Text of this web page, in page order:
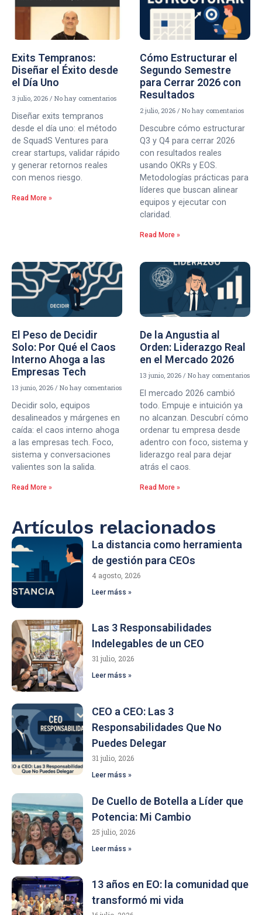
Exits Tempranos:
Diseñar el Éxito desde
el Día Uno
3 julio, 2026 No hay comentarios
Diseñar exits tempranos
desde el día uno: el método
de SquadS Ventures para
crear startups, validar rápido
y generar retornos reales
con menos riesgo.
Read More »
Cómo Estructurar el
Segundo Semestre
para Cerrar 2026 con
Resultados
2 julio, 2026 No hay comentarios
Descubre cómo estructurar
Q3 y Q4 para cerrar 2026
con resultados reales
usando OKRs y EOS.
Metodologías prácticas para
líderes que buscan alinear
equipos y ejecutar con
claridad.
Read More »
El Peso de Decidir
Solo: Por Qué el Caos
Interno Ahoga a las
Empresas Tech
13 junio, 2026 No hay comentarios
Decidir solo, equipos
desalineados y márgenes en
caída: el caos interno ahoga
a las empresas tech. Foco,
sistema y conversaciones
valientes son la salida.
Read More »
De la Angustia al
Orden: Liderazgo Real
en el Mercado 2026
13 junio, 2026 No hay comentarios
El mercado 2026 cambió
todo. Empuje e intuición ya
no alcanzan. Descubrí cómo
ordenar tu empresa desde
adentro con foco, sistema y
liderazgo real para dejar
atrás el caos.
Read More »
Artículos relacionados
La distancia como herramienta
de gestión para CEOs
4 agosto, 2026
Leer máss »
Las 3 Responsabilidades
Indelegables de un CEO
31 julio, 2026
Leer máss »
CEO a CEO: Las 3
Responsabilidades Que No
Puedes Delegar
31 julio, 2026
Leer máss »
De Cuello de Botella a Líder que
Potencia: Mi Cambio
25 julio, 2026
Leer máss »
13 años en EO: la comunidad que
transformó mi vida